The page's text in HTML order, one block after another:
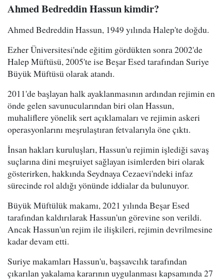
Ahmed Bedreddin Hassun kimdir?
Ahmed Bedreddin Hassun, 1949 yılında Halep'te doğdu.
Ezher Üniversitesi'nde eğitim gördükten sonra 2002'de
Halep Müftüsü, 2005'te ise Beşar Esed tarafından Suriye
Büyük Müftüsü olarak atandı.
2011'de başlayan halk ayaklanmasının ardından rejimin en
önde gelen savunucularından biri olan Hassun,
muhaliflere yönelik sert açıklamaları ve rejimin askeri
operasyonlarını meşrulaştıran fetvalarıyla öne çıktı.
İnsan hakları kuruluşları, Hassun'u rejimin işlediği savaş
suçlarına dini meşruiyet sağlayan isimlerden biri olarak
gösterirken, hakkında Seydnaya Cezaevi'ndeki infaz
sürecinde rol aldığı yönünde iddialar da bulunuyor.
Büyük Müftülük makamı, 2021 yılında Beşar Esed
tarafından kaldırılarak Hassun'un görevine son verildi.
Ancak Hassun'un rejim ile ilişkileri, rejimin devrilmesine
kadar devam etti.
Suriye makamları Hassun'u, başsavcılık tarafından
çıkarılan yakalama kararının uygulanması kapsamında 27